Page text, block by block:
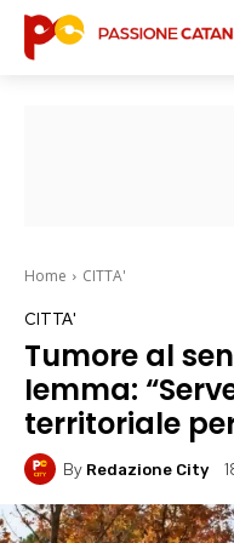
Home CITTA'
CITTA'
Tumore al
Iemma:
territoriale
By Redazione City